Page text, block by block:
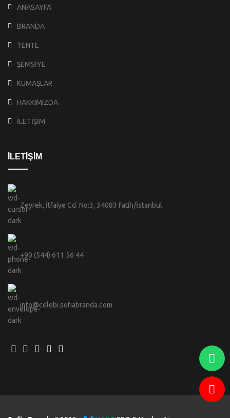
ANASAYFA
BRANDA
TENTE
ŞEMSİYE
KUMAŞLAR
HAKKIMIZDA
İLETİŞİM
İLETİŞİM
Zeyrek, İtfaiye Cd. No:3, 34083 Fatih/İstanbul
+90 (544) 611 56 44
info@celebi.sofiabranda.com